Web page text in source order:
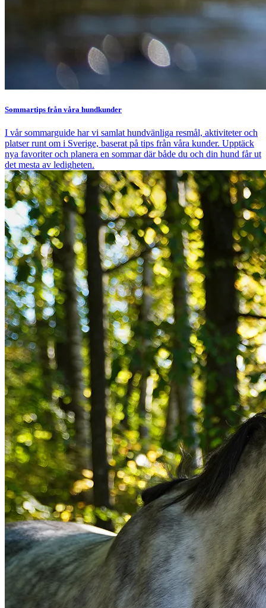
Sommartips från våra hundkunder
I vår sommarguide har vi samlat hundvänliga resmål, aktiviteter och
platser runt om i Sverige, baserat på tips från våra kunder. Upptäck
nya favoriter och planera en sommar där både du och din hund får ut
det mesta av ledigheten.